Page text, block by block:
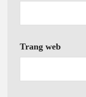
Trang web